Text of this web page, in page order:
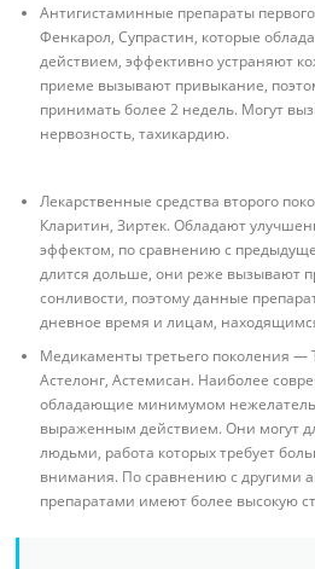
Антигистаминные препараты
Фенкарол, Супрастин, которые
действием, эффективно устраняют
приеме вызывают привыкание,
принимать более 2 недель. Могут
нервозность, тахикардию.
Лекарственные средства второго
Кларитин, Зиртек. Обладают
эффектом, по сравнению с
длится дольше, они реже вызывают
сонливости, поэтому данные
дневное время и лицам,
Медикаменты третьего поколения —
Астелонг, Астемисан. Наиболее
обладающие минимумом
выраженным действием. Они могут
людьми, работа которых требует
внимания. По сравнению с другими
препаратами имеют более высокую